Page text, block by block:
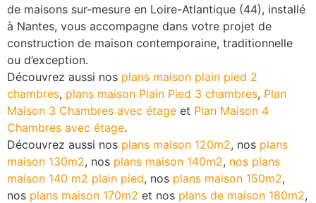
de maisons sur-mesure en Loire-Atlantique (44), installé
à Nantes, vous accompagne dans votre projet de
construction de maison contemporaine, traditionnelle
ou d’exception.
Découvrez aussi nos plans maison plain pied 2
chambres, plans maison Plain Pied 3 chambres, Plan
Maison 3 Chambres avec étage et Plan Maison 4
Chambres avec étage.
Découvrez aussi nos plans maison 120m2, nos plans
maison 130m2, nos plans maison 140m2, nos plans
maison 140 m2 plain pied, nos plans maison 150m2,
nos plans maison 170m2 et nos plans de maison 180m2,